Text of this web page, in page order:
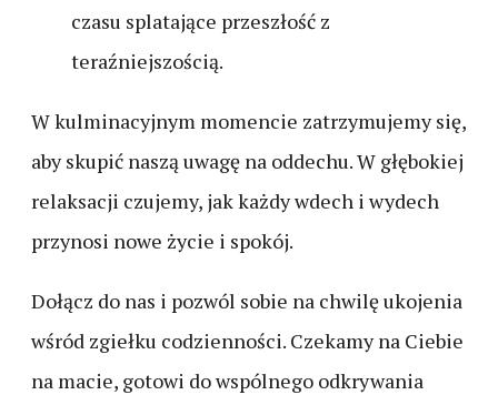
czasu splatające przeszłość z
teraźniejszością.
W kulminacyjnym momencie zatrzymujemy się,
aby skupić naszą uwagę na oddechu. W głębokiej
relaksacji czujemy, jak każdy wdech i wydech
przynosi nowe życie i spokój.
Dołącz do nas i pozwól sobie na chwilę ukojenia
wśród zgiełku codzienności. Czekamy na Ciebie
na macie, gotowi do wspólnego odkrywania